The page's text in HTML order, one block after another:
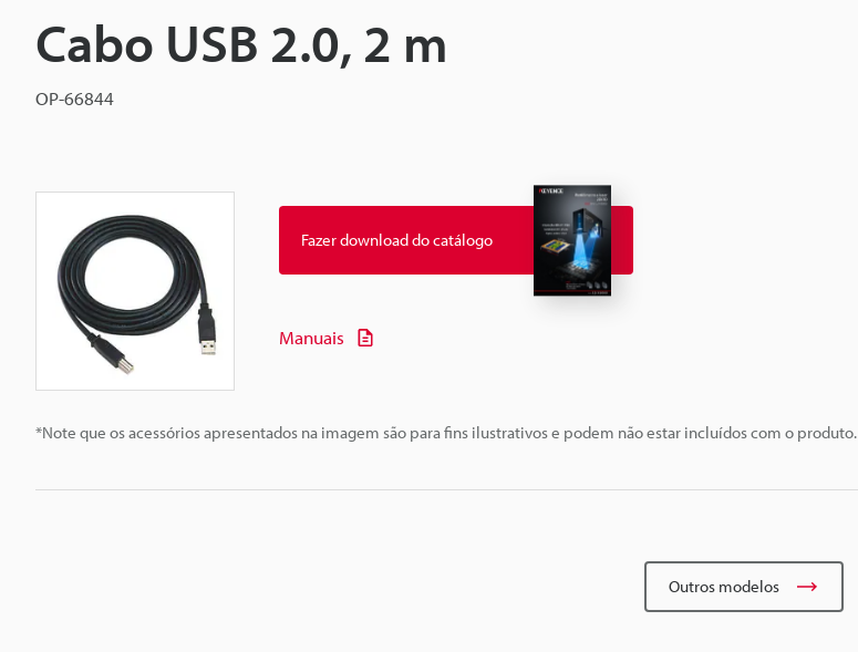
Cabo USB 2.0, 2 m
OP-66844
*Note que os acessórios apresentados na imagem são para fins ilustrativos e podem não estar incluídos com o produto.
Fazer download do catálogo
Manuais
Outros modelos